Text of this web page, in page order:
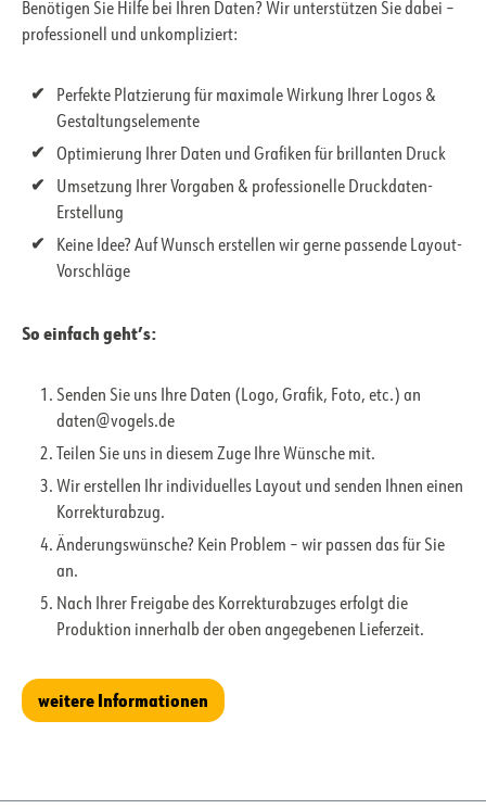
Benötigen Sie Hilfe bei Ihren Daten? Wir unterstützen Sie dabei –
professionell und unkompliziert:
Perfekte Platzierung für maximale Wirkung Ihrer Logos &
Gestaltungselemente
Optimierung Ihrer Daten und Grafiken für brillanten Druck
Umsetzung Ihrer Vorgaben & professionelle Druckdaten-
Erstellung
Keine Idee? Auf Wunsch erstellen wir gerne passende Layout-
Vorschläge
So einfach geht’s:
Senden Sie uns Ihre Daten (Logo, Grafik, Foto, etc.) an
daten@vogels.de
Teilen Sie uns in diesem Zuge Ihre Wünsche mit.
Wir erstellen Ihr individuelles Layout und senden Ihnen einen
Korrekturabzug.
Änderungswünsche? Kein Problem – wir passen das für Sie
an.
Nach Ihrer Freigabe des Korrekturabzuges erfolgt die
Produktion innerhalb der oben angegebenen Lieferzeit.
weitere Informationen